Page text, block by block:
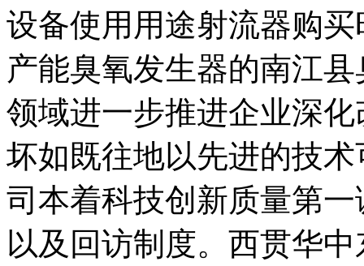
设备使用用途射流器购
产能臭氧发生器的南江
领域进一步推进企业深
坏如既往地以先进的技
司本着科技创新质量第
以及回访制度。西贯华